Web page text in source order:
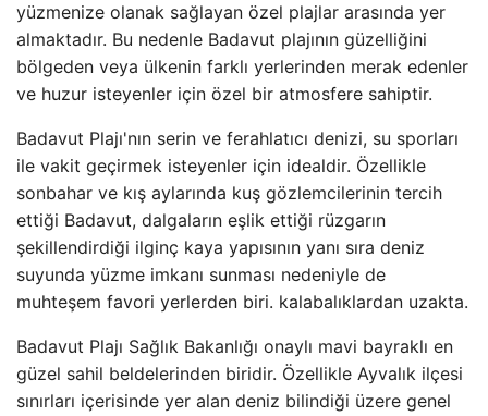
yüzmenize olanak sağlayan özel plajlar arasında yer
almaktadır. Bu nedenle Badavut plajının güzelliğini
bölgeden veya ülkenin farklı yerlerinden merak edenler
ve huzur isteyenler için özel bir atmosfere sahiptir.
Badavut Plajı'nın serin ve ferahlatıcı denizi, su sporları
ile vakit geçirmek isteyenler için idealdir. Özellikle
sonbahar ve kış aylarında kuş gözlemcilerinin tercih
ettiği Badavut, dalgaların eşlik ettiği rüzgarın
şekillendirdiği ilginç kaya yapısının yanı sıra deniz
suyunda yüzme imkanı sunması nedeniyle de
muhteşem favori yerlerden biri. kalabalıklardan uzakta.
Badavut Plajı Sağlık Bakanlığı onaylı mavi bayraklı en
güzel sahil beldelerinden biridir. Özellikle Ayvalık ilçesi
sınırları içerisinde yer alan deniz bilindiği üzere genel